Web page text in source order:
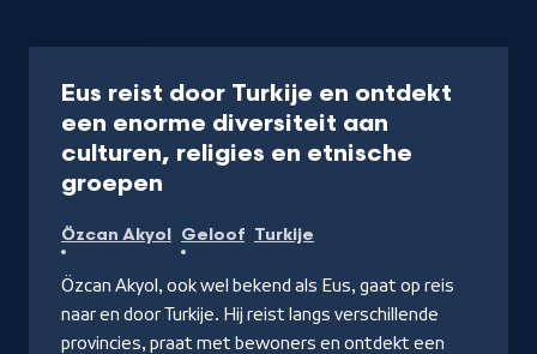
Eus reist door Turkije en ontdekt
een enorme diversiteit aan
culturen, religies en etnische
groepen
op
NPO
Start
Özcan Akyol Geloof Turkije
Özcan Akyol, ook wel bekend als Eus, gaat op reis
naar en door Turkije. Hij reist langs verschillende
provincies, praat met bewoners en ontdekt een